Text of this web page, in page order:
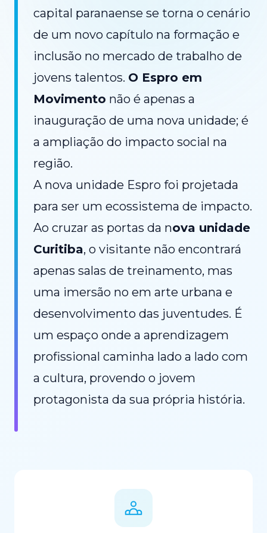
capital paranaense se torna o cenário
de um novo capítulo na formação e
inclusão no mercado de trabalho de
jovens talentos. O Espro em
Movimento não é apenas a
inauguração de uma nova unidade; é
a ampliação do impacto social na
região.
A nova unidade Espro foi projetada
para ser um ecossistema de impacto.
Ao cruzar as portas da nova unidade
Curitiba, o visitante não encontrará
apenas salas de treinamento, mas
uma imersão no em arte urbana e
desenvolvimento das juventudes. É
um espaço onde a aprendizagem
profissional caminha lado a lado com
a cultura, provendo o jovem
protagonista da sua própria história.